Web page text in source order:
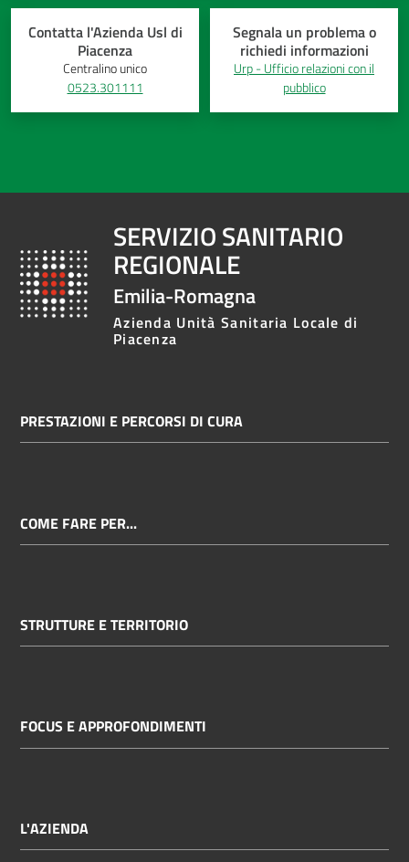
Contatta l'Azienda Usl di
Piacenza
Centralino unico
0523.301111
Segnala un problema o
richiedi informazioni
Urp - Ufficio relazioni con il
pubblico
SERVIZIO SANITARIO
REGIONALE
Emilia-Romagna
Azienda Unità Sanitaria Locale di
Piacenza
PRESTAZIONI E PERCORSI DI CURA
COME FARE PER...
STRUTTURE E TERRITORIO
FOCUS E APPROFONDIMENTI
L'AZIENDA